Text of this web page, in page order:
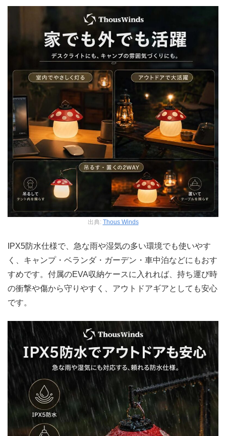
出典: Thous Winds
IPX5防水仕様で、急な雨や湿気の多い環境でも使いやす
く、キャンプ・ベランダ・ガーデン・車中泊などにもおす
すめです。付属のEVA収納ケースに入れれば、持ち運び時
の衝撃や傷から守りやすく、アウトドアギアとしても安心
です。